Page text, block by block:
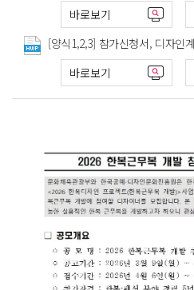
바로보기
바로보기